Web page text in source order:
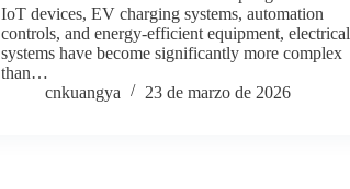
IoT devices, EV charging systems, automation
controls, and energy-efficient equipment, electrical
systems have become significantly more complex
than…
cnkuangya
23 de marzo de 2026